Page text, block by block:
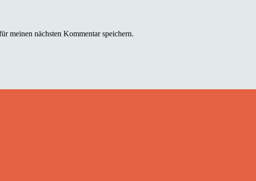
meinen nächsten Kommentar speichern.